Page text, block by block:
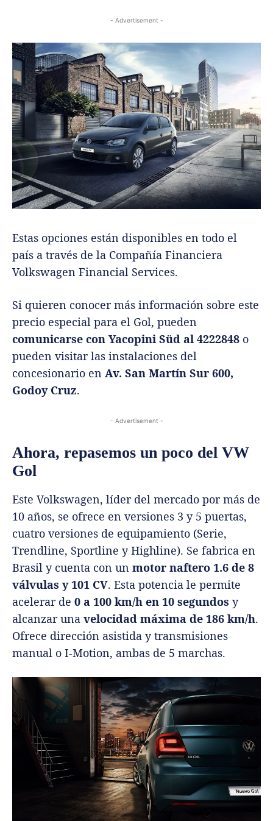
- Advertisement -
Estas opciones están disponibles en todo el
país a través de la Compañía Financiera
Volkswagen Financial Services.
Si quieren conocer más información sobre este
precio especial para el Gol, pueden
comunicarse con Yacopini Süd al 4222848 o
pueden visitar las instalaciones del
concesionario en Av. San Martín Sur 600,
Godoy Cruz.
- Advertisement -
Ahora, repasemos un poco del VW
Gol
Este Volkswagen, líder del mercado por más de
10 años, se ofrece en versiones 3 y 5 puertas,
cuatro versiones de equipamiento (Serie,
Trendline, Sportline y Highline). Se fabrica en
Brasil y cuenta con un motor naftero 1.6 de 8
válvulas y 101 CV. Esta potencia le permite
acelerar de 0 a 100 km/h en 10 segundos y
alcanzar una velocidad máxima de 186 km/h.
Ofrece dirección asistida y transmisiones
manual o I-Motion, ambas de 5 marchas.